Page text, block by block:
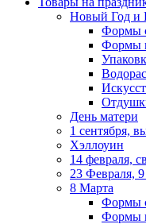
Новый Год и
Формы
Формы
День матери
1 сентября,
Хэллоуин
14 февраля,
23 Февраля,
8 Марта
Формы
Формы